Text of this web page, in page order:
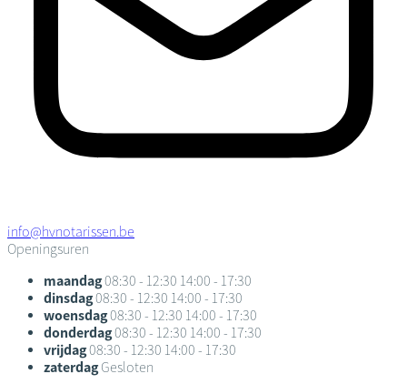
info@hvnotarissen.be
Openingsuren
maandag08:30 - 12:30 14:00 - 17:30
dinsdag08:30 - 12:30 14:00 - 17:30
woensdag08:30 - 12:30 14:00 - 17:30
donderdag08:30 - 12:30 14:00 - 17:30
vrijdag08:30 - 12:30 14:00 - 17:30
zaterdag Gesloten